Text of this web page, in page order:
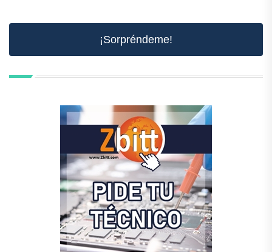
¡Sorpréndeme!